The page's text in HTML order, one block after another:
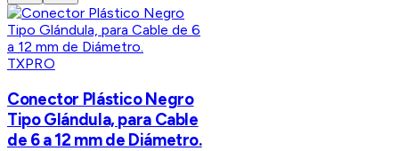
TXPRO
Conector Plástico Negro
Tipo Glándula, para Cable
de 6 a 12 mm de Diámetro.